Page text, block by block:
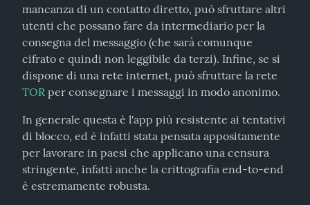
mancanza di un contatto diretto, può sfruttare altri
utenti che possano fare da intermediario per la
consegna del messaggio (che sarà comunque
cifrato e quindi non leggibile da terzi). Infine, se si
TOR per consegnare i messaggi in modo anonimo.
In generale questa è l'app più resistente ai tentativi
di blocco, ed è infatti stata pensata appositamente
per lavorare in paesi che applicano una censura
stringente, infatti anche la crittografia end-to-end
è estremamente robusta.